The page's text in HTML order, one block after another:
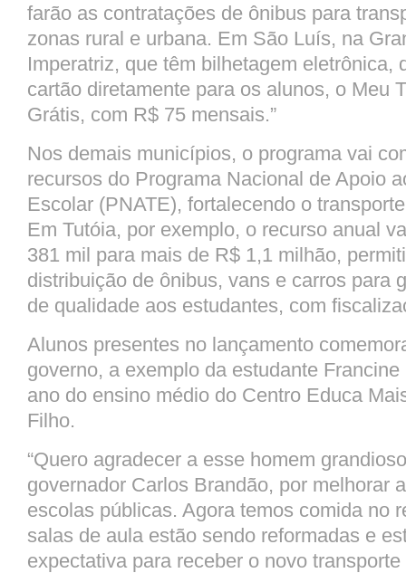
farão as contratações de ônibus para
zonas rural e urbana. Em São Luís, na
Imperatriz, que têm bilhetagem eletrônica,
cartão diretamente para os alunos, o Meu
Grátis, com R$ 75 mensais.”
Nos demais municípios, o programa vai
recursos do Programa Nacional de Apoio
Escolar (PNATE), fortalecendo o
Em Tutóia, por exemplo, o recurso anual
381 mil para mais de R$ 1,1 milhão,
distribuição de ônibus, vans e carros para
de qualidade aos estudantes, com
Alunos presentes no lançamento
governo, a exemplo da estudante Francine
ano do ensino médio do Centro Educa
Filho.
“Quero agradecer a esse homem
governador Carlos Brandão, por melhorar
escolas públicas. Agora temos comida no
salas de aula estão sendo reformadas e
expectativa para receber o novo